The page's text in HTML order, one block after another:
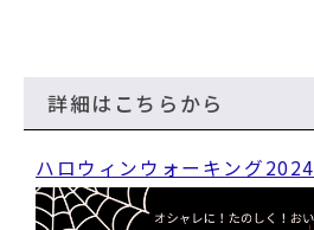
詳細はこちらから
ハロウィンウォーキング